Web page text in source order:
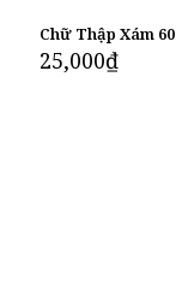
Chữ Thập Xám 60
25,000₫